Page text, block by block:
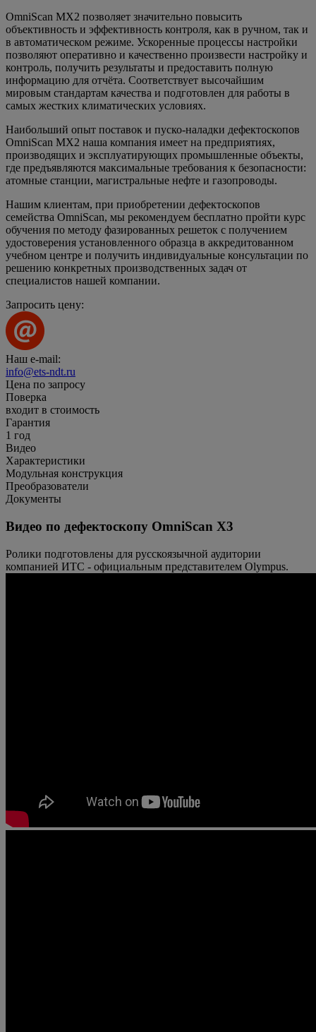
OmniScan MX2 позволяет значительно повысить
объективность и эффективность контроля, как в ручном, так и
в автоматическом режиме. Ускоренные процессы настройки
позволяют оперативно и качественно произвести настройку и
контроль, получить результаты и предоставить полную
информацию для отчёта. Соответствует высочайшим
мировым стандартам качества и подготовлен для работы в
самых жестких климатических условиях.
Наибольший опыт поставок и пуско-наладки дефектоскопов
OmniScan MX2 наша компания имеет на предприятиях,
производящих и эксплуатирующих промышленные объекты,
где предъявляются максимальные требования к безопасности:
атомные станции, магистральные нефте и газопроводы.
Нашим клиентам, при приобретении дефектоскопов
семейства OmniScan, мы рекомендуем бесплатно пройти курс
обучения по методу фазированных решеток с получением
удостоверения установленного образца в аккредитованном
учебном центре и получить индивидуальные консультации по
решению конкретных производственных задач от
специалистов нашей компании.
Запросить цену:
Наш e-mail:
info@ets-ndt.ru
Цена по запросу
Поверка
входит в стоимость
Гарантия
1 год
Видео
Характеристики
Модульная конструкция
Преобразователи
Документы
Видео по дефектоскопу OmniScan X3
Ролики подготовлены для русскоязычной аудитории
компанией ИТС - официальным представителем Olympus.